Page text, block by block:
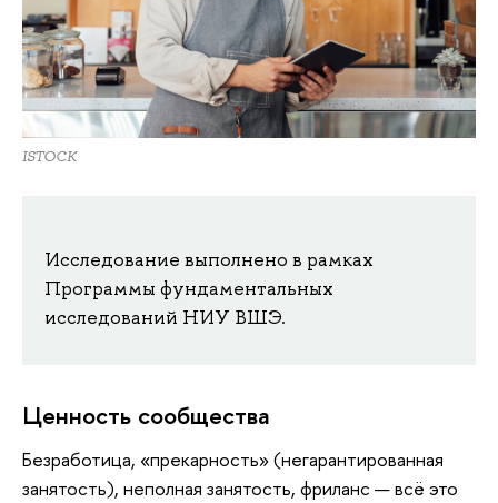
ISTOCK
Исследование выполнено в рамках
Программы фундаментальных
исследований НИУ ВШЭ.
Ценность сообщества
Безработица, «прекарность» (негарантированная
занятость), неполная занятость, фриланс — всё это